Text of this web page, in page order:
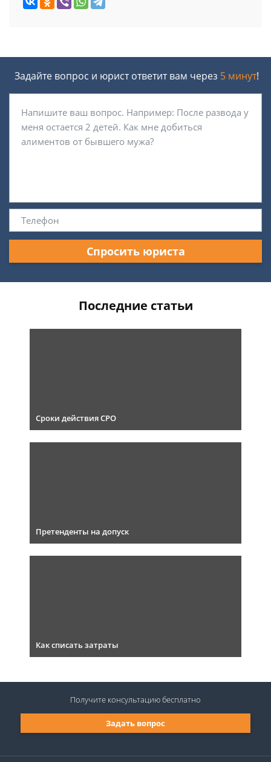
Задайте вопрос и юрист ответит вам через 5 минут!
Спросить юриста
Последние статьи
Сроки действия СРО
Претенденты на допуск
Как списать затраты
Задать вопрос
Получите консультациюбесплатно